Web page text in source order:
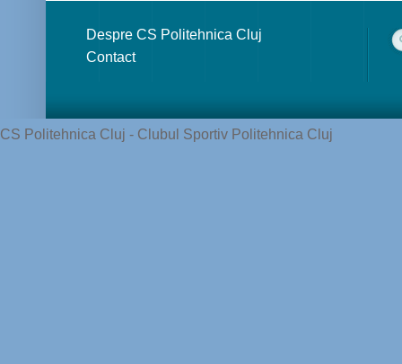
Despre CS Politehnica Cluj
Contact
CS Politehnica Cluj - Clubul Sportiv Politehnica Cluj